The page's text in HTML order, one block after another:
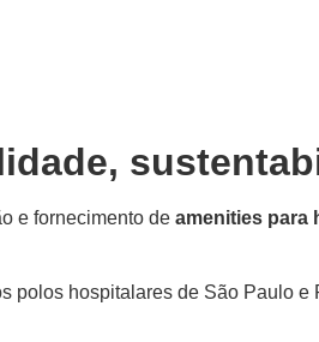
e fornecimento de amenities para
polos hospitalares de São Paulo